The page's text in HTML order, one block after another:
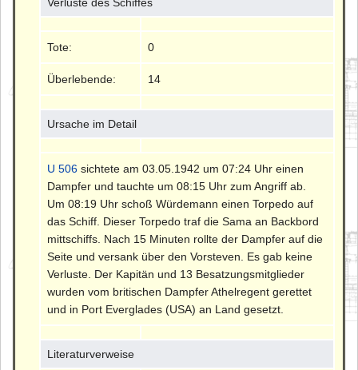
Tote: 0
Überlebende: 14
Ursache im Detail
U 506 sichtete am 03.05.1942 um 07:24 Uhr einen
Dampfer und tauchte um 08:15 Uhr zum Angriff ab.
Um 08:19 Uhr schoß Würdemann einen Torpedo auf
das Schiff. Dieser Torpedo traf die Sama an Backbord
mittschiffs. Nach 15 Minuten rollte der Dampfer auf die
Seite und versank über den Vorsteven. Es gab keine
Verluste. Der Kapitän und 13 Besatzungsmitglieder
wurden vom britischen Dampfer Athelregent gerettet
und in Port Everglades (USA) an Land gesetzt.
Literaturverweise